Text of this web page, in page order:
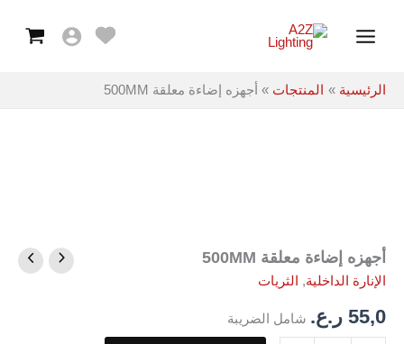
Menu
الرئيسية المنتجات أجهزه إضاءة معلقة 500MM
أجهزه إضاءة معلقة 500MM
الإنارة الداخلية, الثريات
55,0 ر.ع. شامل الضريبة
كمية
أجهزه
إضاءة
معلقة
500MM